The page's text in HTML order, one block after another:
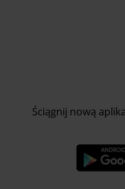
Ściągnij nową